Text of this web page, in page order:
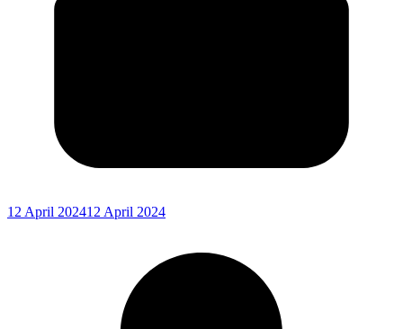
12 April 202412 April 2024